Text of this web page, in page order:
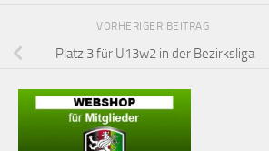
VORHERIGER BEITRAG
Platz 3 für U13w2 in der Bezirksliga